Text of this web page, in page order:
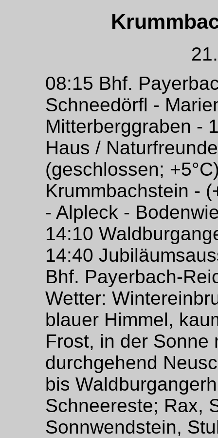
08:15 Bhf.
Schneedörfl -
Mitterberggraben -
Haus /
(geschlossen;
Krummbachstein -
- Alpleck -
14:10
14:40
Bhf. Payerbach-
Wetter:
blauer Himmel,
Frost, in der Sonne
durchgehend
bis
Schneereste; Rax,
Sonnwendstein,